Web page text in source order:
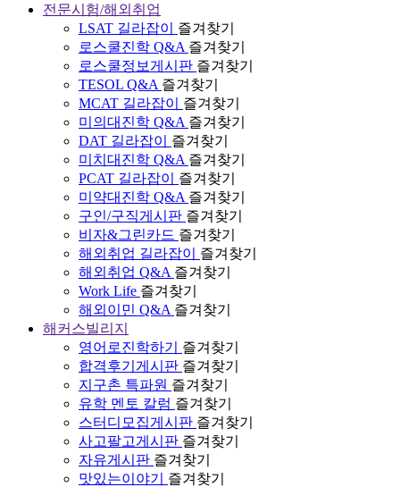
전문시험/해외취업
LSAT 길라잡이
즐겨찾기
로스쿨진학 Q&A 즐겨찾기
로스쿨정보게시판 즐겨찾기
TESOL Q&A 즐겨찾기
MCAT 길라잡이
즐겨찾기
미의대진학 Q&A 즐겨찾기
DAT 길라잡이
즐겨찾기
미치대진학 Q&A 즐겨찾기
PCAT 길라잡이
즐겨찾기
미약대진학 Q&A 즐겨찾기
구인/구직게시판 즐겨찾기
비자&그린카드 즐겨찾기
해외취업 길라잡이
즐겨찾기
해외취업 Q&A 즐겨찾기
Work Life 즐겨찾기
해외이민 Q&A 즐겨찾기
해커스빌리지
영어로진학하기
즐겨찾기
합격후기게시판 즐겨찾기
지구촌 특파원 즐겨찾기
유학 멘토 칼럼 즐겨찾기
스터디모집게시판 즐겨찾기
사고팔고게시판 즐겨찾기
자유게시판 즐겨찾기
맛있는이야기
즐겨찾기